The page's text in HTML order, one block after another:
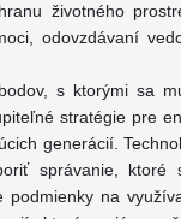
životného
odovzdávaní
s ktorými sa
stratégie pre
generácií.
správanie, ktoré
na